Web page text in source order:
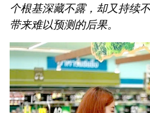
个根基深藏不露，却又持续
带来难以预测的后果。